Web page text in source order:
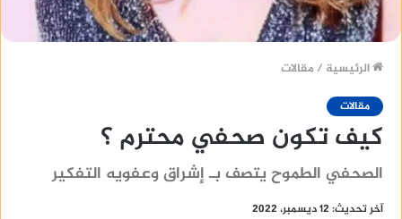
الرئيسية / مقالات
مقالات
كيف تكون صحفي محترم ؟
الصحفي الطموح يتصف بـ إشراق وعفويه التفكير
آخر تحديث: 12 ديسمبر، 2022